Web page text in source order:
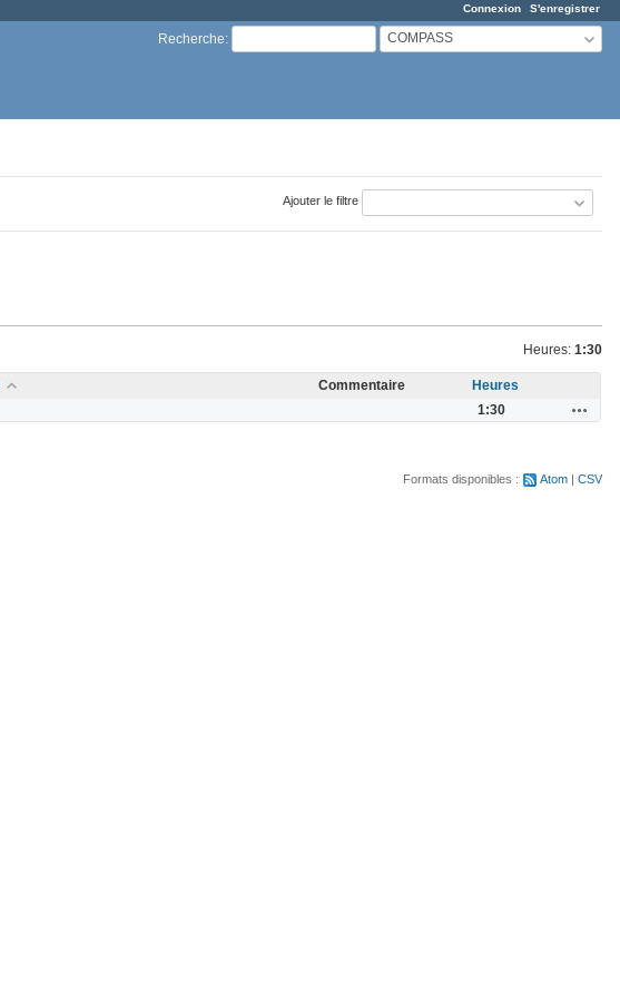
Connexion S'enregistrer
Recherche: COMPASS
Ajouter le filtre
Heures: 1:30
Commentaire
Heures
1:30
Formats disponibles : Atom CSV